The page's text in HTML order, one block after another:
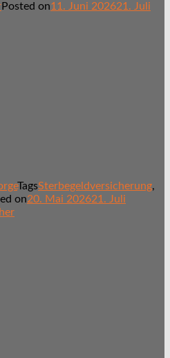
Posted on11. Juni 202621. Juli
TagsSterbegeldversicherung,
on20. Mai 202621. Juli